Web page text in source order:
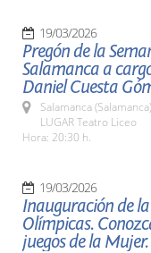
19/03/2026
Pregón de la
Salamanca a
Daniel Cuesta
Salamanca (Salamanca)
LUGAR Teatro Liceo
Hora: 20:30 h.
19/03/2026
Inauguración de
Olímpicas.
juegos de la Mujer.